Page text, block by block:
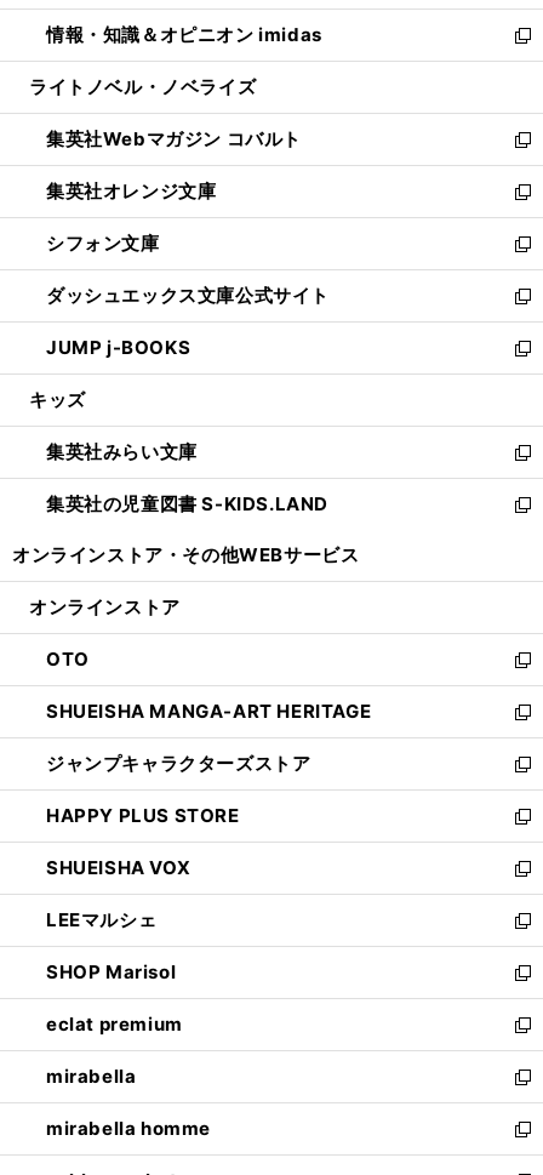
開
く
ウ
で
開
ン
ド
ウ
開
く
ウ
ィ
ン
ウ
で
開
く
し
い
ウ
ン
ド
ウ
で
開
く
情報・知識＆オピニオン imidas
新
し
ウ
ィ
ン
ド
ウ
で
開
く
ライトノベル・ノベライズ
集英社Webマガジン コバルト
新
し
い
ウ
ィ
ン
ド
ウ
で
開
集英社オレンジ文庫
新
し
い
ウ
ィ
ン
ド
ウ
開
く
シフォン文庫
新
し
い
ウ
ィ
ン
ウ
で
開
く
ダッシュエックス文庫公式サイト
新
し
い
ウ
ン
ド
ウ
で
JUMP j-BOOKS
新
し
ウ
ィ
ン
ド
開
キッズ
集英社みらい文庫
新
し
い
ン
ウ
で
開
く
集英社の児童図書 S-KIDS.LAND
新
ウ
ン
ド
ウ
で
開
く
オンラインストア・ その他WEBサービス
オンラインストア
OTO
新
し
い
ウ
ィ
ン
ド
ウ
で
開
く
SHUEISHA MANGA-ART HERITAGE
新
し
い
ウ
ィ
ン
ド
ウ
で
開
く
ジャンプキャラクターズストア
新
し
い
ウ
ィ
ン
ド
ウ
で
開
く
HAPPY PLUS STORE
新
し
い
ウ
ィ
ン
ド
ウ
で
開
く
SHUEISHA VOX
新
し
い
ウ
ィ
ン
ド
ウ
で
開
く
LEEマルシェ
新
し
い
ウ
ィ
ン
ド
ウ
で
開
SHOP Marisol
新
し
い
ウ
ィ
ン
ド
ウ
eclat premium
新
し
い
ウ
ィ
ン
mirabella
新
し
い
ウ
mirabella homme
新
し